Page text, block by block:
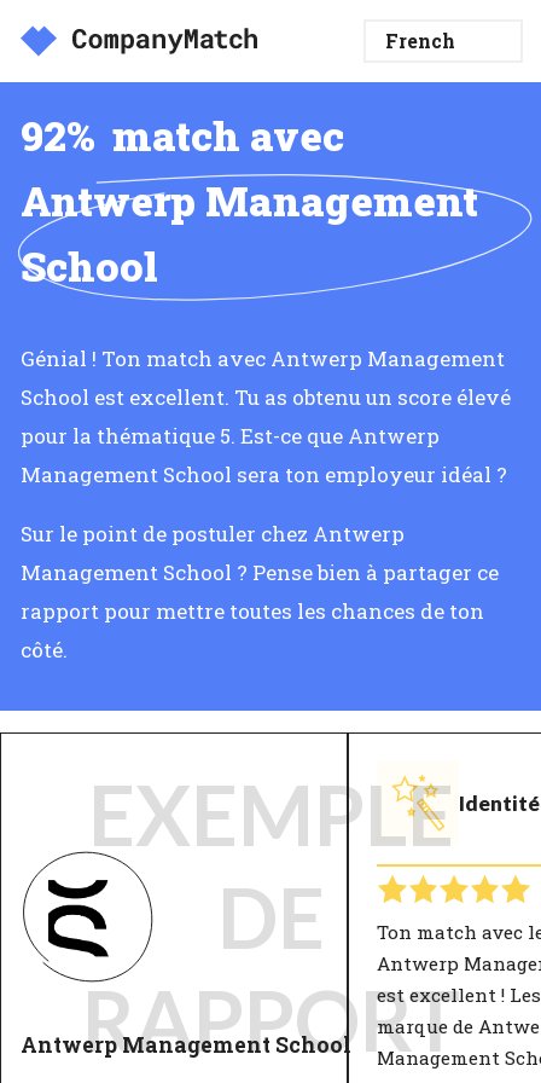
92% match avec
Antwerp Management
School
Génial ! Ton match avec Antwerp Management
School est excellent. Tu as obtenu un score élevé
pour la thématique 5. Est-ce que Antwerp
Management School sera ton employeur idéal ?
Sur le point de postuler chez Antwerp
Management School ? Pense bien à partager ce
rapport pour mettre toutes les chances de ton
côté.
Antwerp Management School
Identité
Ton match avec
Antwerp
est excellent !
marque de
Management
EXEMPLE
DE
RAPPORT